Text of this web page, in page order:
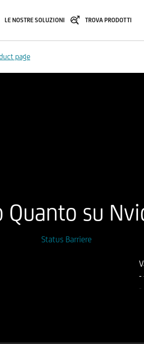
LE NOSTRE SOLUZIONI TROVA PRODOTTI
page
Quanto su
Status Barriere
-
-